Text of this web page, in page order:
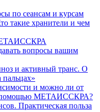
по сеансам и курсам
такие хранители и чем
вопросы вашим
и активный транс. О
пальцах»
и можно ли от
помощью МЕТАИССКРА?
Практическая польза